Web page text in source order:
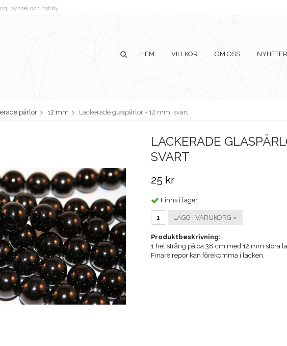
pyssel och hobby
HEM VILLKOR OM OSS NYHETER
pärlor 12 mm Lackerade glaspärlor - 12 mm, svart
LACKERADE
SVART
25 kr
Finns i lager
LÄGG I VARUKORG »
Produktbeskrivning:
1 hel sträng på ca 38 cm med 12 mm stora
Finare repor kan förekomma i lacken.